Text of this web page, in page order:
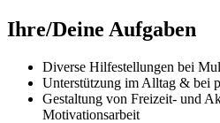
Ihre/Deine Aufgaben
Diverse Hilfestellungen bei
Unterstützung im Alltag & bei
Gestaltung von Freizeit- und
Motivationsarbeit